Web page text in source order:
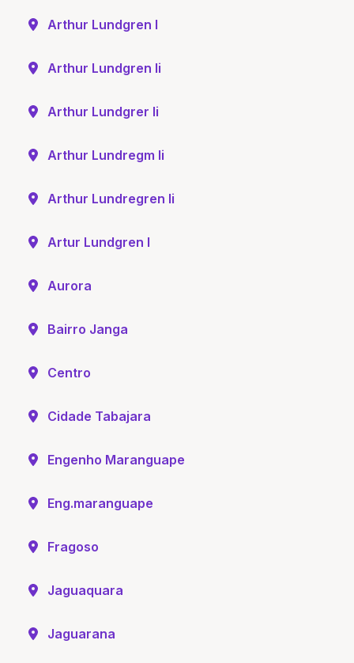
Arthur Lundgren I
Arthur Lundgren Ii
Arthur Lundgrer Ii
Arthur Lundregm Ii
Arthur Lundregren Ii
Artur Lundgren I
Aurora
Bairro Janga
Centro
Cidade Tabajara
Engenho Maranguape
Eng.maranguape
Fragoso
Jaguaquara
Jaguarana